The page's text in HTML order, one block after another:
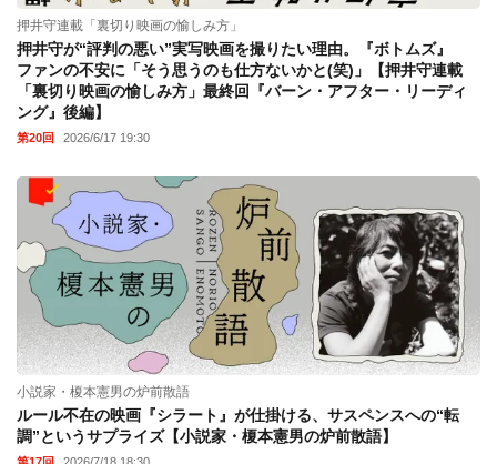
押井守連載「裏切り映画の愉しみ方」
押井守が“評判の悪い”実写映画を撮りたい理由。『ボトムズ』
ファンの不安に「そう思うのも仕方ないかと(笑)」【押井守連載
「裏切り映画の愉しみ方」最終回『バーン・アフター・リーディ
ング』後編】
第20回 2026/6/17 19:30
小説家・榎本憲男の炉前散語
ルール不在の映画『シラート』が仕掛ける、サスペンスへの“転
調”というサプライズ【小説家・榎本憲男の炉前散語】